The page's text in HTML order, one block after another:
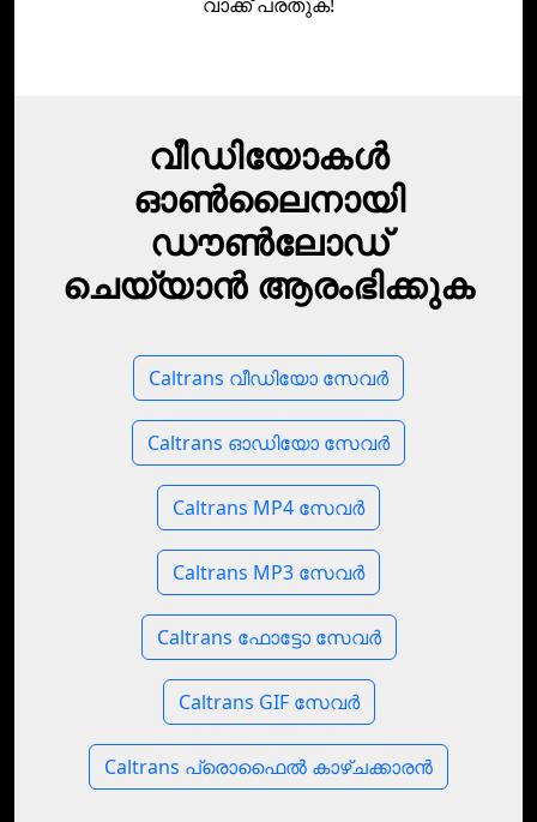
വീഡിയോകൾ
ഓൺലൈനായി
ഡൗൺലോഡ്
ചെയ്യാൻ ആരംഭിക്കുക
Caltrans വീഡിയോ സേവർ
Caltrans ഓഡിയോ സേവർ
Caltrans MP4 സേവർ
Caltrans MP3 സേവർ
Caltrans ഫോട്ടോ സേവർ
Caltrans GIF സേവർ
Caltrans പ്രൊഫൈൽ കാഴ്‌ചക്കാരൻ